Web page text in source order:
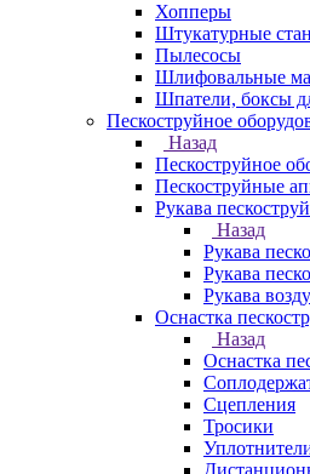
Хопперы
Штукатурные
Пылесосы
Шлифовальные
Шпатели, боксы
Пескоструйное
Назад
Пескоструйное
Пескоструйные
Рукава
Назад
Рукава
Рукава
Рукава
Оснастка
Назад
Оснастка
Сцепления
Тросики